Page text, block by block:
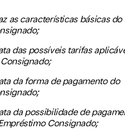
as características básicas do
das possíveis tarifas
da forma de pagamento do
da possibilidade de
Consignado;